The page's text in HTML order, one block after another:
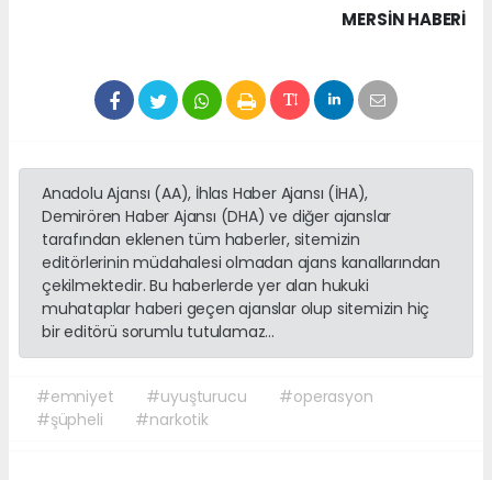
MERSIN HABERİ
Anadolu Ajansı (AA), İhlas Haber Ajansı (İHA),
Demirören Haber Ajansı (DHA) ve diğer ajanslar
tarafından eklenen tüm haberler, sitemizin
editörlerinin müdahalesi olmadan ajans kanallarından
çekilmektedir. Bu haberlerde yer alan hukuki
muhataplar haberi geçen ajanslar olup sitemizin hiç
bir editörü sorumlu tutulamaz...
#emniyet #uyuşturucu
#operasyon
#şüpheli
#narkotik